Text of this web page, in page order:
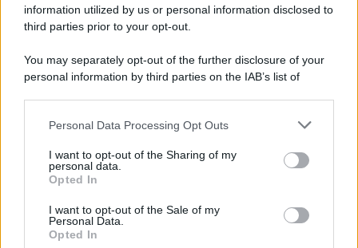
information utilized by us or personal information disclosed to
third parties prior to your opt-out.
You may separately opt-out of the further disclosure of your
personal information by third parties on the IAB’s list of
This information may also be disclosed by us to third parties
disclose it to other third parties.
Please note that this website/app uses one or more Google
services and may gather and store information including but
not limited to your visit or usage behaviour. You may click to
grant or deny consent to Google and its third-party tags to
Personal Data Processing Opt Outs
I want to opt-out of the Sharing of my
personal data.
Opted In
I want to opt-out of the Sale of my
Personal Data.
Opted In
Motors Magazine 365
Day Travel 365
Home Magazine 365
Cineverse Magazine
SecondHomeMagazine
InvestirMag